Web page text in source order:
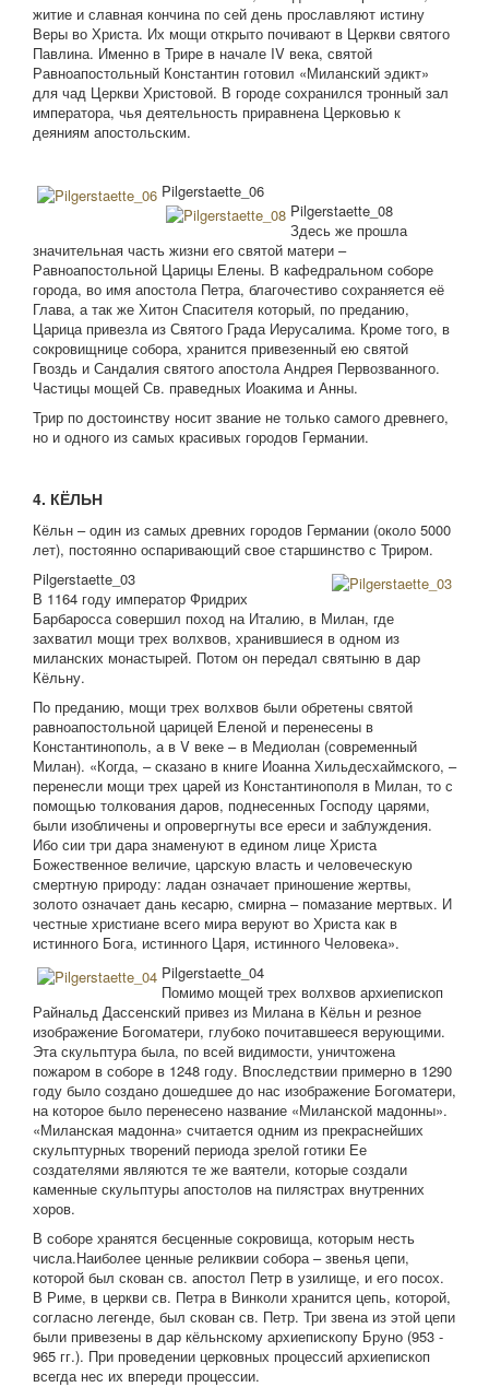
житие и славная кончина по сей день прославляют истину
Веры во Христа. Их мощи открыто почивают в Церкви святого
Павлина. Именно в Трире в начале IV века, святой
Равноапостольный Константин готовил «Миланский эдикт»
для чад Церкви Христовой. В городе сохранился тронный зал
императора, чья деятельность приравнена Церковью к
деяниям апостольским.
Pilgerstaette_06
Pilgerstaette_08
Здесь же прошла
значительная часть жизни его святой матери –
Равноапостольной Царицы Елены. В кафедральном соборе
города, во имя апостола Петра, благочестиво сохраняется её
Глава, а так же Хитон Спасителя который, по преданию,
Царица привезла из Святого Града Иерусалима. Кроме того, в
сокровищнице собора, хранится привезенный ею святой
Гвоздь и Сандалия святого апостола Андрея Первозванного.
Частицы мощей Св. праведных Иоакима и Анны.
Трир по достоинству носит звание не только самого древнего,
но и одного из самых красивых городов Германии.
4. КЁЛЬН
Кёльн – один из самых древних городов Германии (около 5000
лет), постоянно оспаривающий свое старшинство с Триром.
Pilgerstaette_03
В 1164 году император Фридрих
Барбаросса совершил поход на Италию, в Милан, где
захватил мощи трех волхвов, хранившиеся в одном из
миланских монастырей. Потом он передал святыню в дар
Кёльну.
По преданию, мощи трех волхвов были обретены святой
равноапостольной царицей Еленой и перенесены в
Константинополь, а в V веке – в Медиолан (современный
Милан). «Когда, – сказано в книге Иоанна Хильдесхаймского, –
перенесли мощи трех царей из Константинополя в Милан, то с
помощью толкования даров, поднесенных Господу царями,
были изобличены и опровергнуты все ереси и заблуждения.
Ибо сии три дара знаменуют в едином лице Христа
Божественное величие, царскую власть и человеческую
смертную природу: ладан означает приношение жертвы,
золото означает дань кесарю, смирна – помазание мертвых. И
честные христиане всего мира веруют во Христа как в
истинного Бога, истинного Царя, истинного Человека».
Pilgerstaette_04
Помимо мощей трех волхвов архиепископ
Райнальд Дассенский привез из Милана в Кёльн и резное
изображение Богоматери, глубоко почитавшееся верующими.
Эта скульптура была, по всей видимости, уничтожена
пожаром в соборе в 1248 году. Впоследствии примерно в 1290
году было создано дошедшее до нас изображение Богоматери,
на которое было перенесено название «Миланской мадонны».
«Миланская мадонна» считается одним из прекраснейших
скульптурных творений периода зрелой готики Ее
создателями являются те же ваятели, которые создали
каменные скульптуры апостолов на пилястрах внутренних
хоров.
В соборе хранятся бесценные сокровища, которым несть
числа.Наиболее ценные реликвии собора – звенья цепи,
которой был скован св. апостол Петр в узилище, и его посох.
В Риме, в церкви св. Петра в Винколи хранится цепь, которой,
согласно легенде, был скован св. Петр. Три звена из этой цепи
были привезены в дар кёльнскому архиепископу Бруно (953 -
965 гг.). При проведении церковных процессий архиепископ
всегда нес их впереди процессии.